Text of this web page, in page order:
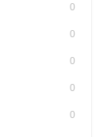
0
0
0
0
0